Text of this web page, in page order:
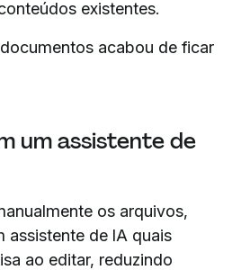
existentes.
acabou de ficar
um assistente de
os arquivos,
assistente de IA quais
ao editar, reduzindo